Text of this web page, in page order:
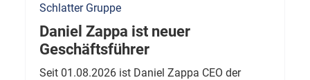
Schlatter Gruppe
Daniel Zappa ist neuer
Geschäftsführer
Seit 01.08.2026 ist Daniel Zappa CEO der